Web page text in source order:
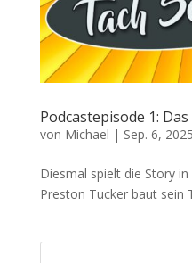
Podcastepisode 1:
von Michael | Sep. 6, 2025
Diesmal spielt die Story in
Preston Tucker baut sein